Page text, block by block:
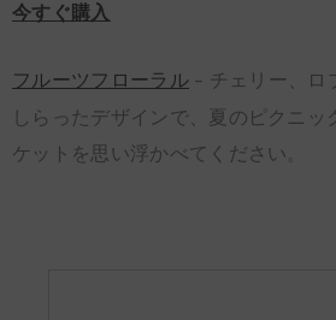
今すぐ購入
フルーツフローラル – チェリー、ロ
しらったデザインで、夏のピクニッ
ケットを思い浮かべてください。